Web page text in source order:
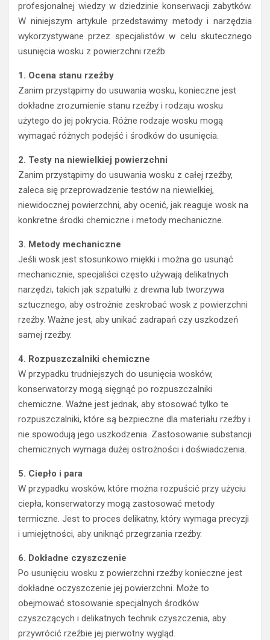
profesjonalnej wiedzy w dziedzinie konserwacji zabytków.
W niniejszym artykule przedstawimy metody i narzędzia
wykorzystywane przez specjalistów w celu skutecznego
usunięcia wosku z powierzchni rzeźb.
1. Ocena stanu rzeźby
Zanim przystąpimy do usuwania wosku, konieczne jest
dokładne zrozumienie stanu rzeźby i rodzaju wosku
użytego do jej pokrycia. Różne rodzaje wosku mogą
wymagać różnych podejść i środków do usunięcia.
2. Testy na niewielkiej powierzchni
Zanim przystąpimy do usuwania wosku z całej rzeźby,
zaleca się przeprowadzenie testów na niewielkiej,
niewidocznej powierzchni, aby ocenić, jak reaguje wosk na
konkretne środki chemiczne i metody mechaniczne.
3. Metody mechaniczne
Jeśli wosk jest stosunkowo miękki i można go usunąć
mechanicznie, specjaliści często używają delikatnych
narzędzi, takich jak szpatułki z drewna lub tworzywa
sztucznego, aby ostrożnie zeskrobać wosk z powierzchni
rzeźby. Ważne jest, aby unikać zadrapań czy uszkodzeń
samej rzeźby.
4. Rozpuszczalniki chemiczne
W przypadku trudniejszych do usunięcia wosków,
konserwatorzy mogą sięgnąć po rozpuszczalniki
chemiczne. Ważne jest jednak, aby stosować tylko te
rozpuszczalniki, które są bezpieczne dla materiału rzeźby i
nie spowodują jego uszkodzenia. Zastosowanie substancji
chemicznych wymaga dużej ostrożności i doświadczenia.
5. Ciepło i para
W przypadku wosków, które można rozpuścić przy użyciu
ciepła, konserwatorzy mogą zastosować metody
termiczne. Jest to proces delikatny, który wymaga precyzji
i umiejętności, aby uniknąć przegrzania rzeźby.
6. Dokładne czyszczenie
Po usunięciu wosku z powierzchni rzeźby konieczne jest
dokładne oczyszczenie jej powierzchni. Może to
obejmować stosowanie specjalnych środków
czyszczących i delikatnych technik czyszczenia, aby
przywrócić rzeźbie jej pierwotny wygląd.